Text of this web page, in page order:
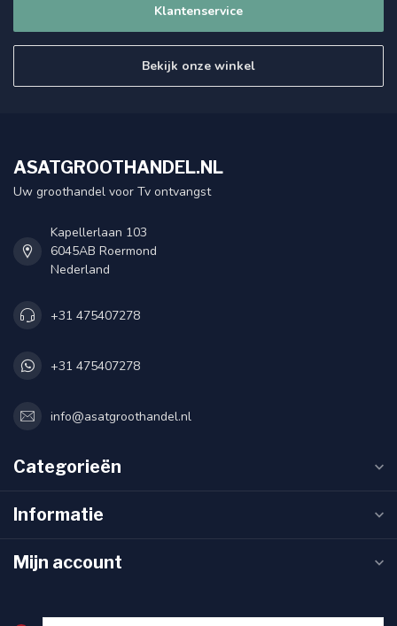
Klantenservice
Bekijk onze winkel
ASATGROOTHANDEL.NL
Uw groothandel voor Tv ontvangst
Kapellerlaan 103
6045AB Roermond
Nederland
+31 475407278
+31 475407278
info@asatgroothandel.nl
Categorieën
Informatie
Mijn account